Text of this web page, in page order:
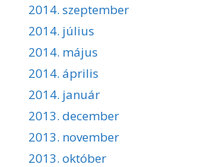
2014. szeptember
2014. július
2014. május
2014. április
2014. január
2013. december
2013. november
2013. október